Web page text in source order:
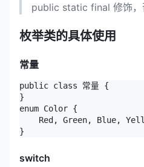
public static final 修饰，
枚举类的具体使用
常量
public class 常量 {
}
enum Color {
Red, Green, Blue,
}
switch